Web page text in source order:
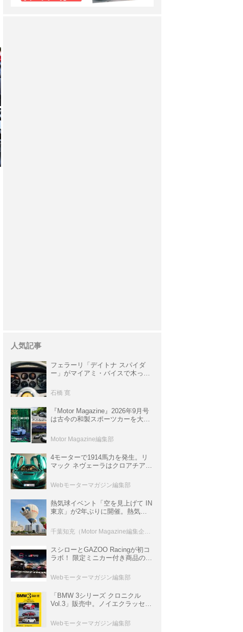
人気記事
フェラーリ「デイトナ スパイダ
ー」がマイアミ・バイスで木っ端
サ」に化けた理由
石橋 寛
『Motor Magazine』2026年9月号
は古今の和製スポーツカーを大特
情報も満載
Motor Magazine編集部
4モーターで1914馬力を発生。リ
マック ネヴェーラはクロアチア発
ロニクル・完全版／115】
Webモーターマガジン編集部
熱気球イベント「空を見上げて IN
東京」が2年ぶりに開催。熱気球
室などのコンテンツも
スシローとGAZOO Racingが初コ
ラボ！ 限定ミニカー付き商品の
ト体験があたる抽選企画などを展
開
Webモーターマガジン編集部
「BMW 3シリーズ クロニクル
Vol.3」販売中。ノイエクラッセか
ムック
Webモーターマガジン編集部